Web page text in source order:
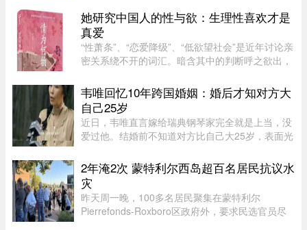
预算承诺削减资金，调整了为已安置的难民和等待
获得省或地区医保的庇护申 ...
她研究中国人的性与欲：生理性喜欢才是
真爱
“性萧条”、“恋爱降级”、“低欲望社会”是近年讨论亲
密关系绕不开的词汇。暗含其中的判断呼之欲出，
学教授吴存存，却对这一普遍的直觉保持怀疑。她
认为，欲望绝不会 ...
韦唯回忆10年跨国婚姻：婚后才知对方大
自己25岁
近日，韦唯直言嫁给瑞典钢琴家完全就是上当，没
爱过他。结婚前不知道对方比自己大25岁，表面光
世，自己独自抚养三个儿子。韦唯，原名张菊霞，
壮族，1963年9月28日出生于 ...
2年淹2次 蒙特利尔西岛超百名居民抗议水
灾
昨天周一晚，100多名居民聚集在蒙特利尔
Pierrefonds-Roxboro区政府外，要求民选官员尽